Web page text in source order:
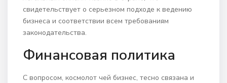
свидетельствует о серьезном подходе к ведению
бизнеса и соответствии всем требованиям
законодательства.
Финансовая политика
С вопросом, космолот чей бизнес, тесно связана и